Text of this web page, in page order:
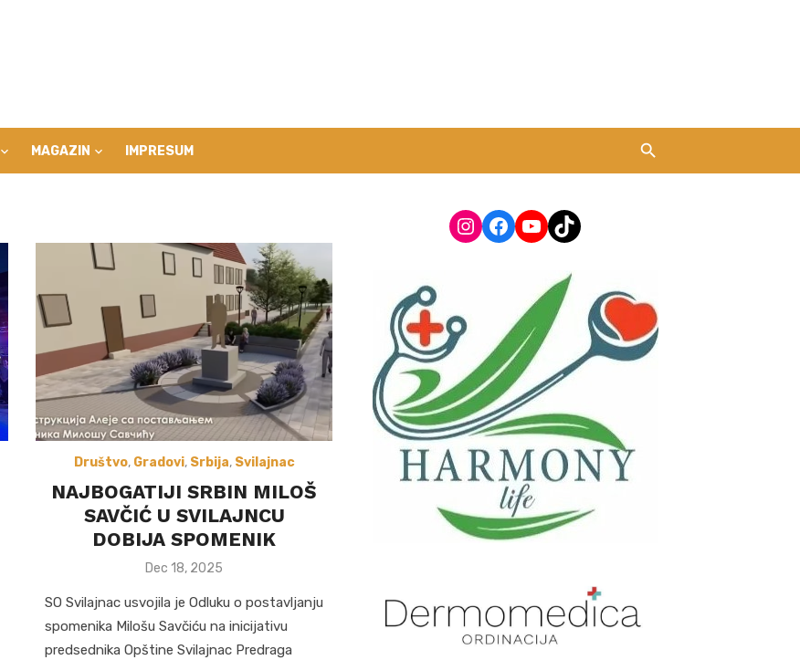
MAGAZIN IMPRESUM
Društvo, Gradovi, Srbija, Svilajnac
NAJBOGATIJI SRBIN MILOŠ
SAVČIĆ U SVILAJNCU
DOBIJA SPOMENIK
Posted
Dec 18, 2025
SO Svilajnac usvojila je Odluku o postavljanju
spomenika Milošu Savčiću na inicijativu
predsednika Opštine Svilajnac Predraga
Instagram
Facebook
YouTube
TikTok